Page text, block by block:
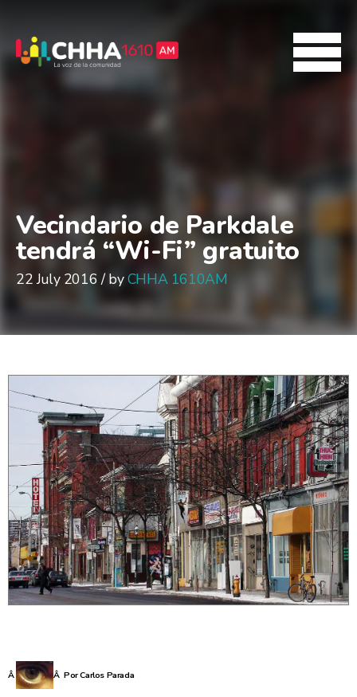
Vecindario de Parkdale
tendrá “Wi-Fi” gratuito
22 July 2016 / byCHHA 1610AM
Â Â Por Carlos Parada